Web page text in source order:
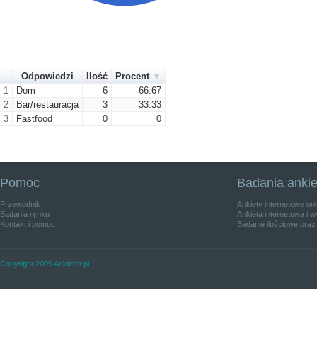
Odpowiedzi Ilość
Procent
1
Dom 6
66.67
2
Bar/restauracja 3
33.33
3
Fastfood 0 0
Pomoc
Przewodnik
Badania rynku
Kontakt i pomoc
Badania
Ankiety internetowe
Ankieta internetowa i
Badanie ilościowe
Copyright 2009 Ankieter.pl